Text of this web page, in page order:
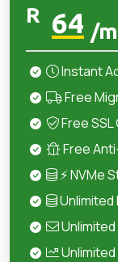
R 64 /
Instant
Free
Free
Free
⚡ NVMe
Unlimited